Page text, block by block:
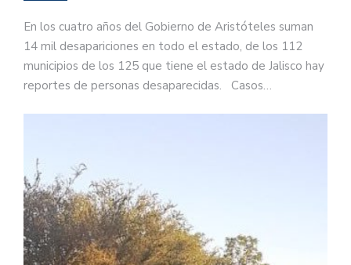
En los cuatro años del Gobierno de Aristóteles suman
14 mil desapariciones en todo el estado, de los 112
municipios de los 125 que tiene el estado de Jalisco hay
reportes de personas desaparecidas. Casos…